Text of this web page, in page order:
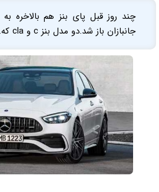
چند روز قبل پای بنز هم بالاخره
جانبازان باز شد.دو مدل بنز c و cla که...